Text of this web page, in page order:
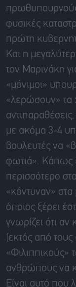
φυσικές
πρώτη
Και η
τον Μαρινάκη
«μόνιμοι»
«λερώσουν» τα
με ακόμα 3-4
βουλευτές να
φωτιά». Κάπως
περισσότερο
«κόντυναν»
όποιος ξέρει
γνωρίζει ότι αν
(εκτός από
«Φιλιππικούς»
ανθρώπους να
Είναι αυτό που